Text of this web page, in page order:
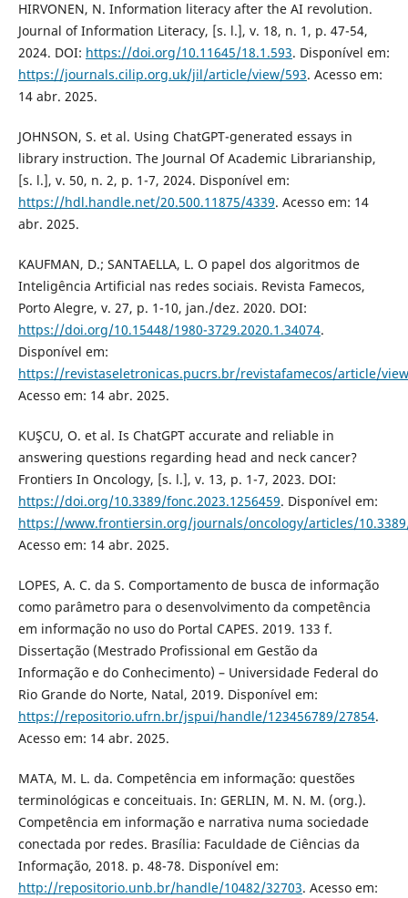
HIRVONEN, N. Information literacy after the AI revolution.
Journal of Information Literacy, [s. l.], v. 18, n. 1, p. 47-54,
2024. DOI: https://doi.org/10.11645/18.1.593. Disponível em:
https://journals.cilip.org.uk/jil/article/view/593. Acesso em:
14 abr. 2025.
JOHNSON, S. et al. Using ChatGPT-generated essays in
library instruction. The Journal Of Academic Librarianship,
[s. l.], v. 50, n. 2, p. 1-7, 2024. Disponível em:
https://hdl.handle.net/20.500.11875/4339. Acesso em: 14
abr. 2025.
KAUFMAN, D.; SANTAELLA, L. O papel dos algoritmos de
Inteligência Artificial nas redes sociais. Revista Famecos,
Porto Alegre, v. 27, p. 1-10, jan./dez. 2020. DOI:
https://doi.org/10.15448/1980-3729.2020.1.34074.
Disponível em:
https://revistaseletronicas.pucrs.br/revistafamecos/article/
Acesso em: 14 abr. 2025.
KUŞCU, O. et al. Is ChatGPT accurate and reliable in
answering questions regarding head and neck cancer?
Frontiers In Oncology, [s. l.], v. 13, p. 1-7, 2023. DOI:
https://doi.org/10.3389/fonc.2023.1256459. Disponível em:
https://www.frontiersin.org/journals/oncology/articles/
Acesso em: 14 abr. 2025.
LOPES, A. C. da S. Comportamento de busca de informação
como parâmetro para o desenvolvimento da competência
em informação no uso do Portal CAPES. 2019. 133 f.
Dissertação (Mestrado Profissional em Gestão da
Informação e do Conhecimento) – Universidade Federal do
Rio Grande do Norte, Natal, 2019. Disponível em:
https://repositorio.ufrn.br/jspui/handle/123456789/27854.
Acesso em: 14 abr. 2025.
MATA, M. L. da. Competência em informação: questões
terminológicas e conceituais. In: GERLIN, M. N. M. (org.).
Competência em informação e narrativa numa sociedade
conectada por redes. Brasília: Faculdade de Ciências da
Informação, 2018. p. 48-78. Disponível em:
http://repositorio.unb.br/handle/10482/32703. Acesso em: